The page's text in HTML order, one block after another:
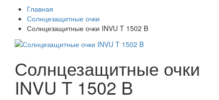
Главная
Солнцезащитные очки
Солнцезащитные очки INVU T 1502 B
Солнцезащитные очки
INVU T 1502 B